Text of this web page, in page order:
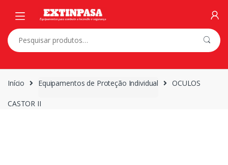
navigation
content
Pesquisar
por:
Início Equipamentos de Proteção Individual OCULOS
CASTOR II